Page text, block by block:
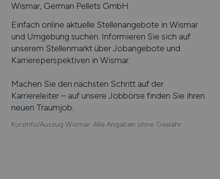
Wismar, German Pellets GmbH
Einfach online aktuelle Stellenangebote in Wismar
und Umgebung suchen. Informieren Sie sich auf
unserem Stellenmarkt über Jobangebote und
Karriereperspektiven in Wismar.
Machen Sie den nächsten Schritt auf der
Karriereleiter – auf unsere Jobbörse finden Sie ihren
neuen Traumjob.
Kurzinfo/Auszug Wismar. Alle Angaben ohne Gewähr.